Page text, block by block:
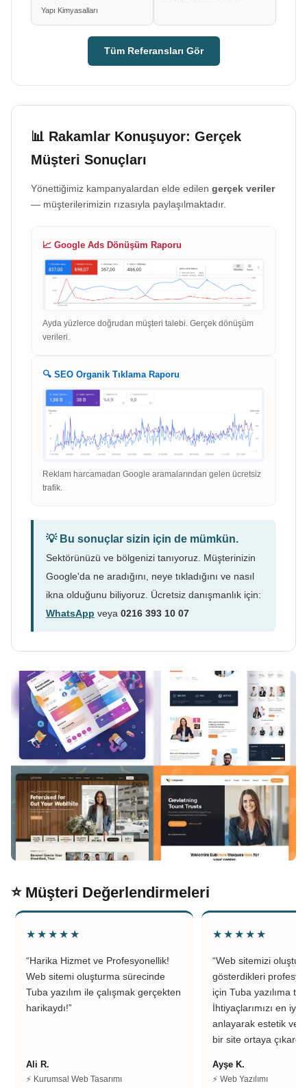
Yapı Kimyasalları
Tüm Referansları Gör
📊 Rakamlar Konuşuyor: Gerçek
Müşteri Sonuçları
Yönettiğimiz kampanyalardan elde edilen gerçek veriler
— müşterilerimizin rızasıyla paylaşılmaktadır.
📈 Google Ads Dönüşüm Raporu
Ayda yüzlerce doğrudan müşteri talebi. Gerçek dönüşüm
verileri.
🔍 SEO Organik Tıklama Raporu
Reklam harcamadan Google aramalarından gelen ücretsiz
trafik.
💡 Bu sonuçlar sizin için de mümkün.
Sektörünüzü ve bölgenizi tanıyoruz. Müşterinizin
Google'da ne aradığını, neye tıkladığını ve nasıl
ikna olduğunu biliyoruz. Ücretsiz danışmanlık için:
WhatsApp veya 0216 393 10 07
⭐ Müşteri Değerlendirmeleri
★★★★★
“Harika Hizmet ve Profesyonellik!
Web sitemi oluşturma sürecinde
Tuba yazılım ile çalışmak gerçekten
harikaydı!”
Ali R.
⚡ Kurumsal Web Tasarımı
★★★★★
“Web sitemizi
gösterdikleri
için Tuba yazılıma
İhtiyaçlarımızı en iyi
anlayarak estetik ve
bir site ortaya
Ayşe K.
⚡ Web Yazılımı